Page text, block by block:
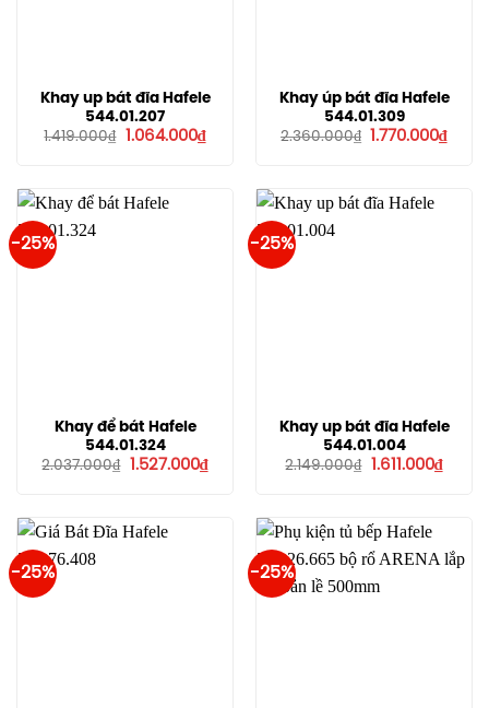
Khay up bát đĩa Hafele
544.01.207
1.419.000₫
Giá
1.064.000₫Giá
1.064.000₫.
Khay úp bát đĩa Hafele
544.01.309
2.360.000₫ Giá
1.770.000₫Giá
-25%
Khay để bát Hafele
544.01.324
2.037.000₫
Giá
1.527.000₫Giá
1.527.000₫.
-25%
Khay up bát đĩa Hafele
544.01.004
2.149.000₫
Giá
1.611.000₫Giá
-25% -25%